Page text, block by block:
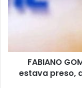
Fonte: Click PB
Compartilhe isso:
A
O
FABIANO
estava preso,